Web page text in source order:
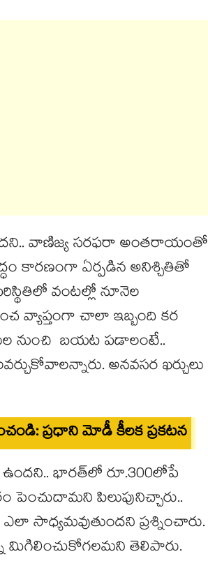
వాణిజ్య సరఫరా అంతరాయంతో
కారణంగా ఏర్పడిన అనిశ్చితితో
వంటల్లో నూనెల
వ్యాప్తంగా చాలా ఇబ్బంది కర
నుంచి బయట పడాలంటే..
అనవసర ఖర్చులు
ప్రధాని మోడీ కీలక ప్రకటన
భారత్‌లో రూ.300లోపే
పెంచుదామని పిలుపునిచ్చారు..
సాధ్యమవుతుందని ప్రశ్నించారు.
మిగిలించుకోగలమని తెలిపారు.